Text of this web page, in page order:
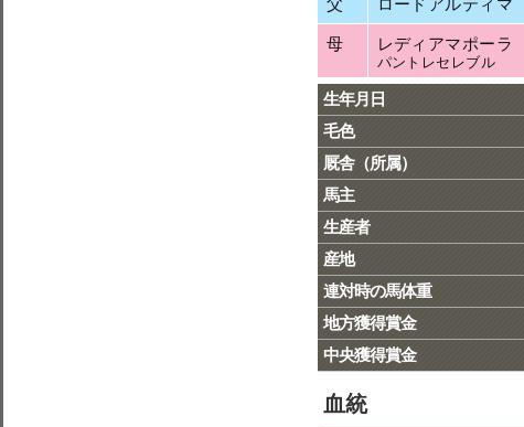
母 レディアマポーラ
パントレセレブル
生年月日
毛色
厩舎（所属）
馬主
生産者
産地
連対時の馬体重
地方獲得賞金
中央獲得賞金
血統